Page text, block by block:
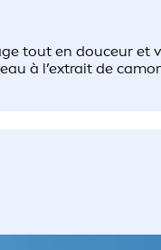
tout en douceur
à l’extrait de